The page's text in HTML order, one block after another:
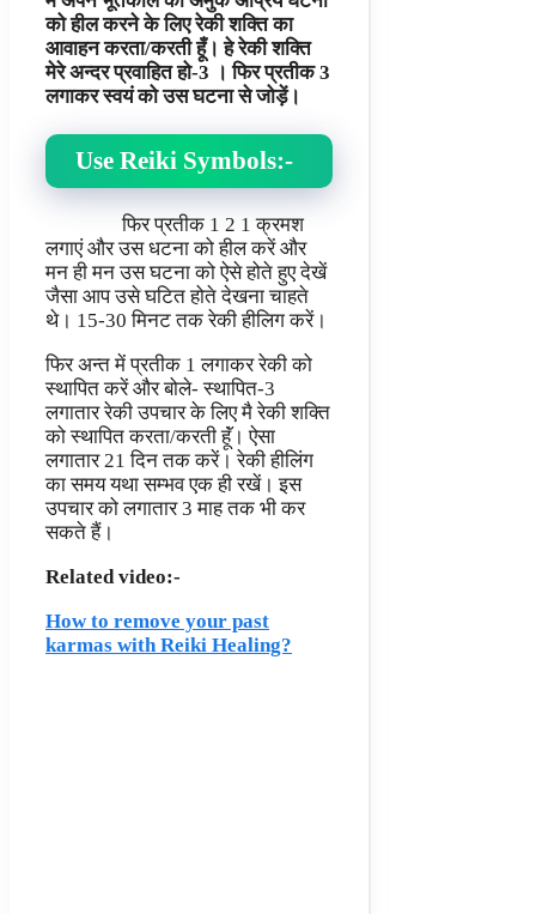
को हील करने के लिए रेकी शक्ति का
आवाहन करता/करती हूँ। हे रेकी शक्ति
मेरे अन्दर प्रवाहित हो-3 । फिर प्रतीक 3
लगाकर स्वयं को उस घटना से जोड़ें।
Use Reiki Symbols:-
फिर प्रतीक 1 2 1 क्रमश
लगाएं और उस धटना को हील करें और
मन ही मन उस घटना को ऐसे होते हुए देखें
जैसा आप उसे घटित होते देखना चाहते
थे। 15-30 मिनट तक रेकी हीलिग करें।
फिर अन्त में प्रतीक 1 लगाकर रेकी को
स्थापित करें और बोले- स्थापित-3
लगातार रेकी उपचार के लिए मै रेकी शक्ति
को स्थापित करता/करती हॅूं। ऐसा
लगातार 21 दिन तक करें। रेकी हीलिंग
का समय यथा सम्भव एक ही रखें। इस
उपचार को लगातार 3 माह तक भी कर
सकते हैं।
Related video:-
How to remove your past
karmas with Reiki Healing?